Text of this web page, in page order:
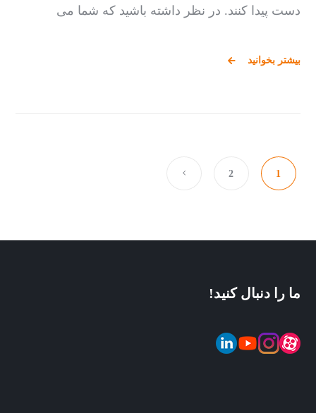
دست پیدا کنند. در نظر داشته باشید که شما می‌
بیشتر بخوانید
1
2
ما را دنبال کنید!